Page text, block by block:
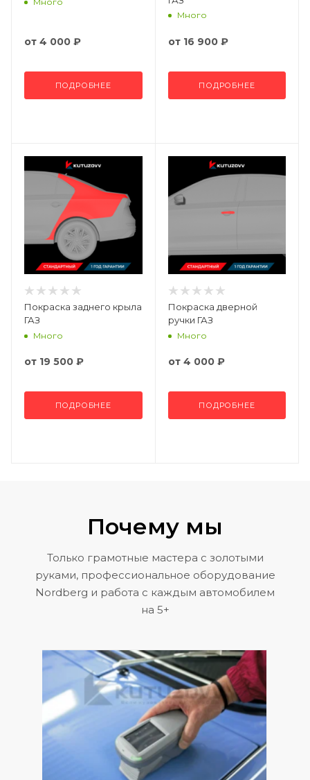
от 4 000 ₽
ПОДРОБНЕЕ
Много
от 16 900 ₽
ПОДРОБНЕЕ
Покраска заднего крыла
ГАЗ
Много
от 19 500 ₽
ПОДРОБНЕЕ
Покраска дверной
ручки ГАЗ
Много
от 4 000 ₽
ПОДРОБНЕЕ
Почему мы
Только грамотные мастера с золотыми
руками, профессиональное оборудование
Nordberg и работа с каждым автомобилем
на 5+